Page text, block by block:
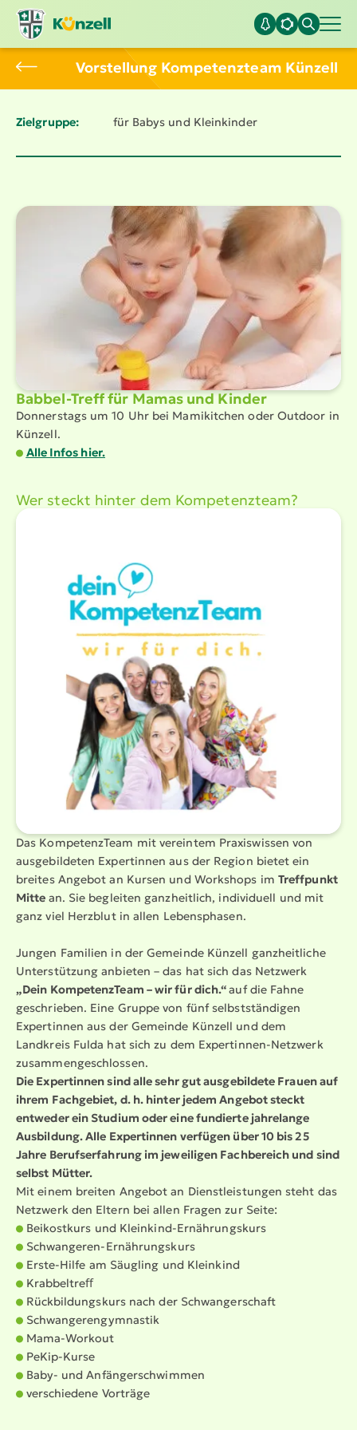
Vorstellung Kompe­tenzteam Künzell
Zielgruppe: für Babys und Kleinkinder
Babbel-Treff für Mamas und Kinder
Donnerstags um 10 Uhr bei Mamikitchen oder Outdoor in
Künzell.
Alle Infos hier.
Wer steckt hinter dem Kompe­tenzteam?
Das Kompe­tenzTeam mit vereintem Praxis­wissen von
ausge­bil­deten Expertinnen aus der Region bietet ein
breites Angebot an Kursen und Workshops im Treffpunkt
Mitte an. Sie begleiten ganzheitlich, individuell und mit
ganz viel Herzblut in allen Lebens­phasen.
Jungen Familien in der Gemeinde Künzell ganzheit­liche
Unter­stützung anbieten – das hat sich das Netzwerk
„Dein Kompe­tenzTeam – wir für dich.“auf die Fahne
geschrieben. Eine Gruppe von fünf selbst­stän­digen
Expertinnen aus der Gemeinde Künzell und dem
Landkreis Fulda hat sich zu dem Expertinnen-Netzwerk
zusam­men­ge­schlossen.
Die Expertinnen sind alle sehr gut ausge­bildete Frauen auf
ihrem Fachgebiet, d. h. hinter jedem Angebot steckt
entweder ein Studium oder eine fundierte jahrelange
Ausbildung. Alle Expertinnen verfügen über 10 bis 25
Jahre Berufs­er­fahrung im jeweiligen Fachbereich und sind
selbst Mütter.
Mit einem breiten Angebot an Dienst­leis­tungen steht das
Netzwerk den Eltern bei allen Fragen zur Seite:
Beikostkurs und Kleinkind-Ernäh­rungskurs
Schwangeren-Ernäh­rungskurs
Erste-Hilfe am Säugling und Kleinkind
Krabbeltreﬀ
Rückbil­dungskurs nach der Schwan­ger­schaft
Schwan­ge­ren­gym­nastik
Mama-Workout
PeKip-Kurse
Baby- und Anfän­ger­schwimmen
verschiedene Vorträge